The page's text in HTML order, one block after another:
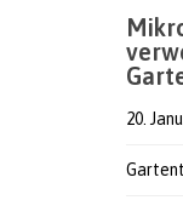
20.